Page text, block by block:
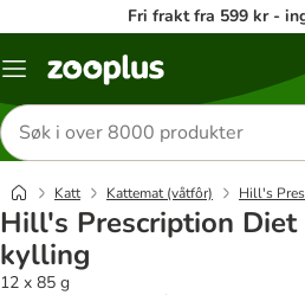
Fri frakt fra 599 kr -
Katalogmeny
Søk
etter
produkter
Katt Kattemat (våtfôr) Hill's
Hill's Prescription Diet
kylling
12 x 85 g